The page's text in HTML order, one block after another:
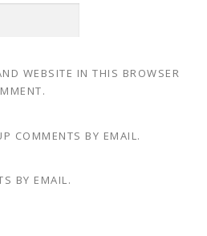
WEBSITE IN THIS BROWSER
COMMENTS BY EMAIL.
BY EMAIL.